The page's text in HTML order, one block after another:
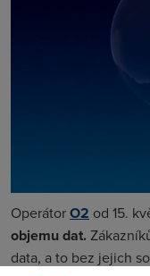
OperátorO2 od 15.
objemu dat.
data, a to bez jejich